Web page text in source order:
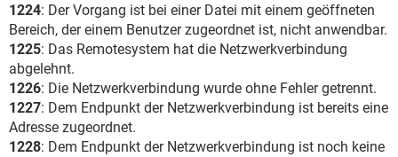
1224: Der Vorgang ist bei einer Datei mit einem geöffneten
Bereich, der einem Benutzer zugeordnet ist, nicht anwendbar.
1225: Das Remotesystem hat die Netzwerkverbindung
abgelehnt.
1226: Die Netzwerkverbindung wurde ohne Fehler getrennt.
1227: Dem Endpunkt der Netzwerkverbindung ist bereits eine
Adresse zugeordnet.
1228: Dem Endpunkt der Netzwerkverbindung ist noch keine